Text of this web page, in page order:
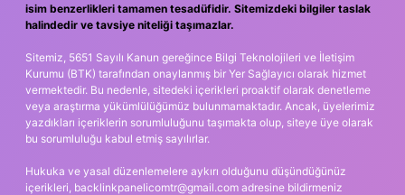
isim benzerlikleri tamamen tesadüfidir. Sitemizdeki bilgiler taslak
halindedir ve tavsiye niteliği taşımazlar.
Sitemiz, 5651 Sayılı Kanun gereğince Bilgi Teknolojileri ve İletişim
Kurumu (BTK) tarafından onaylanmış bir Yer Sağlayıcı olarak hizmet
vermektedir. Bu nedenle, sitedeki içerikleri proaktif olarak denetleme
veya araştırma yükümlülüğümüz bulunmamaktadır. Ancak, üyelerimiz
yazdıkları içeriklerin sorumluluğunu taşımakta olup, siteye üye olarak
bu sorumluluğu kabul etmiş sayılırlar.
Hukuka ve yasal düzenlemelere aykırı olduğunu düşündüğünüz
içerikleri, backlinkpanelicomtr@gmail.com adresine bildirmeniz